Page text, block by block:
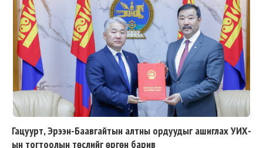
Гацуурт, Эрээн-Баавгайтын алтны ордуудыг ашиглах УИХ-
ын тогтоолын төслийг өргөн барив